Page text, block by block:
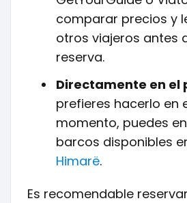
comparar precios y
otros viajeros antes
reserva.
Directamente en el
prefieres hacerlo en
momento, puedes
barcos disponibles
Himarë.
Es recomendable